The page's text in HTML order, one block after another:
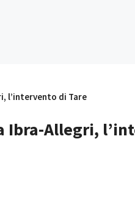
l’intervento di Tare
Ibra-Allegri,